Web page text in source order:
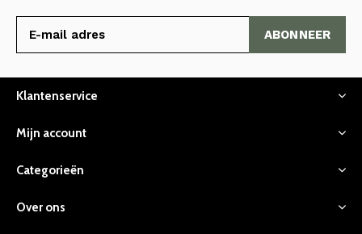
ABONNEER
Klantenservice
Mijn account
Categorieën
Over ons